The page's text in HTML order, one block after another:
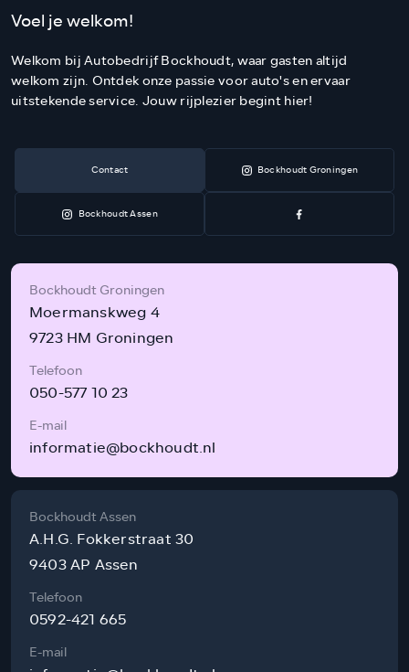
Voel je welkom!
Welkom bij Autobedrijf Bockhoudt, waar gasten altijd
welkom zijn. Ontdek onze passie voor auto's en ervaar
uitstekende service. Jouw rijplezier begint hier!
Contact Bockhoudt Groningen
Bockhoudt Assen
Bockhoudt Groningen
Moermanskweg 4
9723 HM Groningen
Telefoon
050-577 10 23
E-mail
informatie@bockhoudt.nl
Bockhoudt Assen
A.H.G. Fokkerstraat 30
9403 AP Assen
Telefoon
0592-421 665
E-mail